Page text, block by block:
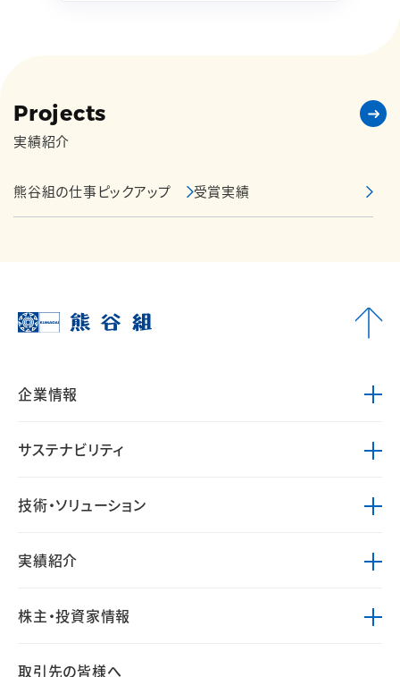
Projects
実績紹介
熊谷組の仕事ピックアップ 受賞実績
企業情報
サステナビリティ
技術・ソリューション
実績紹介
株主・投資家情報
取引先の皆様へ